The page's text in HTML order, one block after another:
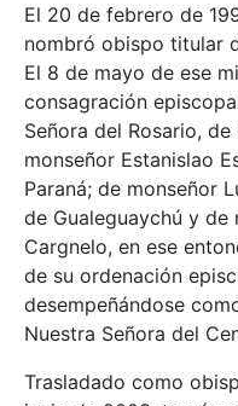
El 20 de febrero de
nombró obispo titular
El 8 de mayo de ese
consagración
Señora del Rosario,
monseñor Estanislao
Paraná; de monseñor
de Gualeguaychú y
Cargnelo, en ese
de su ordenación
desempeñándose
Nuestra Señora del
Trasladado como